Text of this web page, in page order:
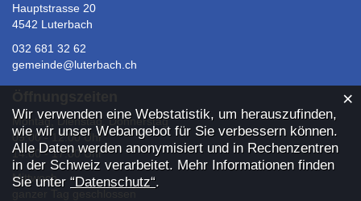
Hauptstrasse 20
4542 Luterbach
032 681 32 62
gemeinde@luterbach.ch
Montag, Dienstag, Donnerstag
09:00 - 12:00 Uhr
14:00 - 17:00 Uhr
Mittwoch
ganzer Tag geschlossen
Webstatistik
Wir verwenden eine Webstatistik, um herauszufinden,
wie wir unser Webangebot für Sie verbessern können.
Alle Daten werden anonymisiert und in Rechenzentren
in der Schweiz verarbeitet. Mehr Informationen finden
Sie unter “Datenschutz“.
×